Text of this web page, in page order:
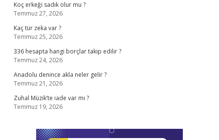
Koç erkeği sadık olur mu ?
Temmuz 27, 2026
Kaç tür zeka var ?
Temmuz 25, 2026
336 hesapta hangi borçlar takip edilir ?
Temmuz 24, 2026
Anadolu denince akla neler gelir ?
Temmuz 21, 2026
Zuhal Müzik’te iade var mı ?
Temmuz 19, 2026